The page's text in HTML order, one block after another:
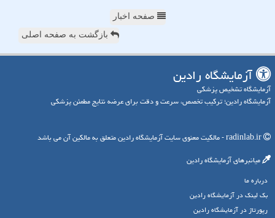
صفحه اخبار
بازگشت به صفحه اصلی
آزمایشگاه رادین
آزمایشگاه تشخیص پزشکی
آزمایشگاه رادین؛ ترکیب تخصص، سرعت و دقت برای عرضه نتایج مطمئن پزشکی
میانبرهای آزمایشگاه رادین
درباره ما
بک لینک در آزمایشگاه رادین
رپورتاژ در آزمایشگاه رادین